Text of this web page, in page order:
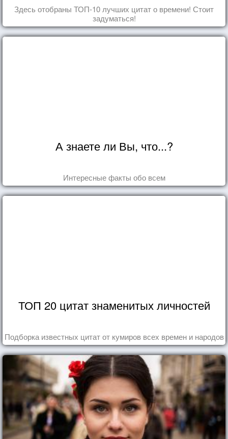
Здесь отобраны ТОП-10 лучших цитат о времени! Стоит
задуматься!
А знаете ли Вы, что...?
Интересные факты обо всем
ТОП 20 цитат знаменитых личностей
Подборка известных цитат от кумиров всех времен и народов